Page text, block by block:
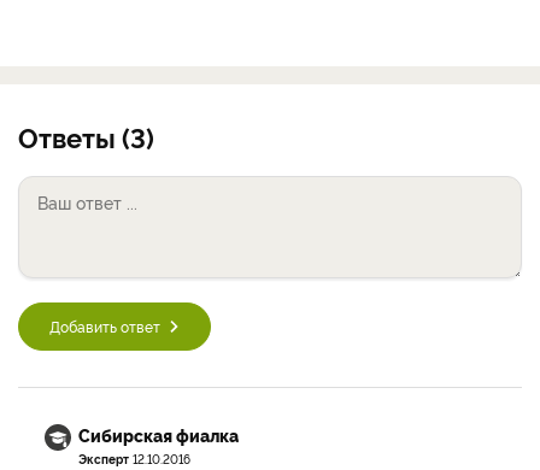
Ответы (3)
Добавить ответ
Сибирская фиалка
Эксперт 12.10.2016